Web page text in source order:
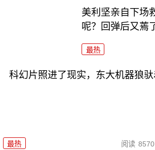
美利坚亲自下场
呢？回弹后又蔫
最热
科幻片照进了现实，东大机器狼驮
最热 阅读 8570